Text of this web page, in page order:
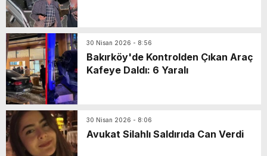
30 Nisan 2026 - 8:56
Bakırköy'de Kontrolden Çıkan Araç
Kafeye Daldı: 6 Yaralı
30 Nisan 2026 - 8:06
Avukat Silahlı Saldırıda Can Verdi